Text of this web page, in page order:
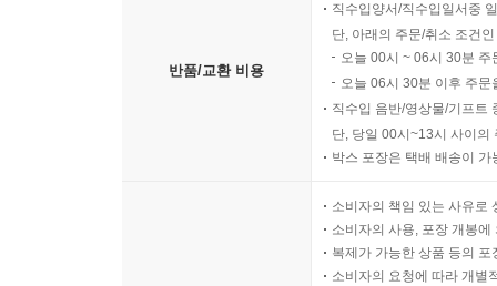
반품/교환 비용
직수입양서/직수입일서중
단, 아래의 주문/취소 조건
오늘 00시 ~ 06시 30분
오늘 06시 30분 이후 주
직수입 음반/영상물/기프트
단, 당일 00시~13시 사이의
박스 포장은 택배 배송이
소비자의 책임 있는 사유로
소비자의 사용, 포장 개봉
복제가 가능한 상품 등의
소비자의 요청에 따라 개별